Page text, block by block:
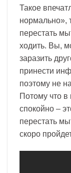
Такое
нормально»,
перестать
ходить. Вы,
заразить
принести
поэтому не
Потому что
спокойно –
перестать
скоро